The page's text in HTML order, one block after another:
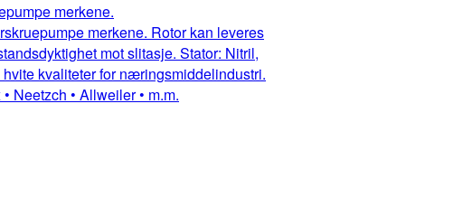
merkene.
merkene. Rotor kan leveres
mot slitasje. Stator: Nitril,
kvaliteter for næringsmiddelindustri.
Neetzch • Allweiler • m.m.